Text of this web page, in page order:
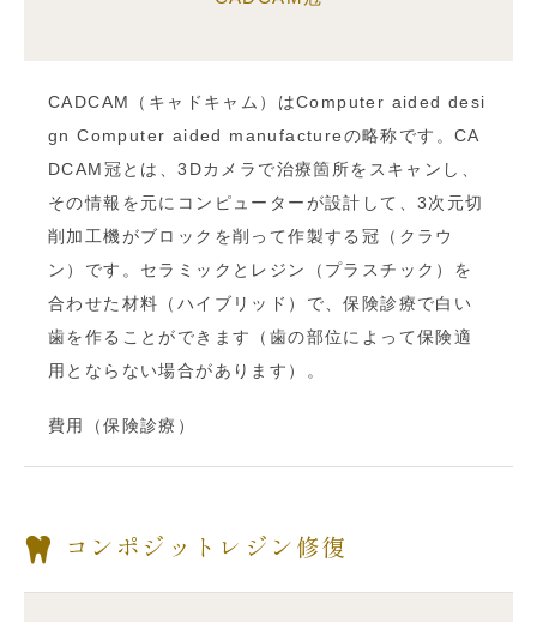
CADCAM（キャドキャム）はComputer aided desi
gn Computer aided manufactureの略称です。CA
DCAM冠とは、3Dカメラで治療箇所をスキャンし、
その情報を元にコンピューターが設計して、3次元切
削加工機がブロックを削って作製する冠（クラウ
ン）です。セラミックとレジン（プラスチック）を
合わせた材料（ハイブリッド）で、保険診療で白い
歯を作ることができます（歯の部位によって保険適
用とならない場合があります）。
費用（保険診療）
コンポジットレジン修復